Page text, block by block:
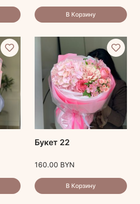
В Корзину
Букет 22
160.00 BYN
В Корзину